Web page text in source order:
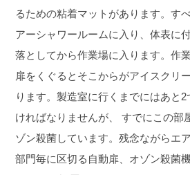
るための粘着マットがあります。す
アーシャワールームに入り、体表に
落としてから作業場に入ります。作
扉をくぐるとそこからがアイスクリ
ります。製造室に行くまでにはあと
ければなりませんが、 すでにこの部
ゾン殺菌しています。残念ながらエ
部門毎に区切る自動扉、オゾン殺菌